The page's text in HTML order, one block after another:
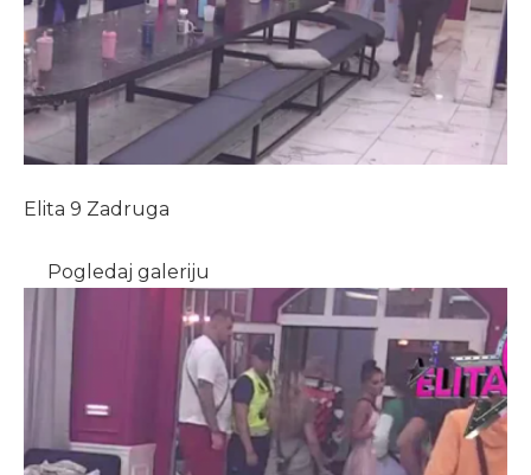
Elita 9 Zadruga
Pogledaj galeriju